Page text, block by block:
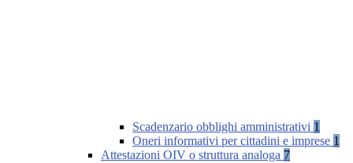
Scadenzario obblighi amministrativi 1
Oneri informativi per cittadini e imprese 1
Attestazioni OIV o struttura analoga 7